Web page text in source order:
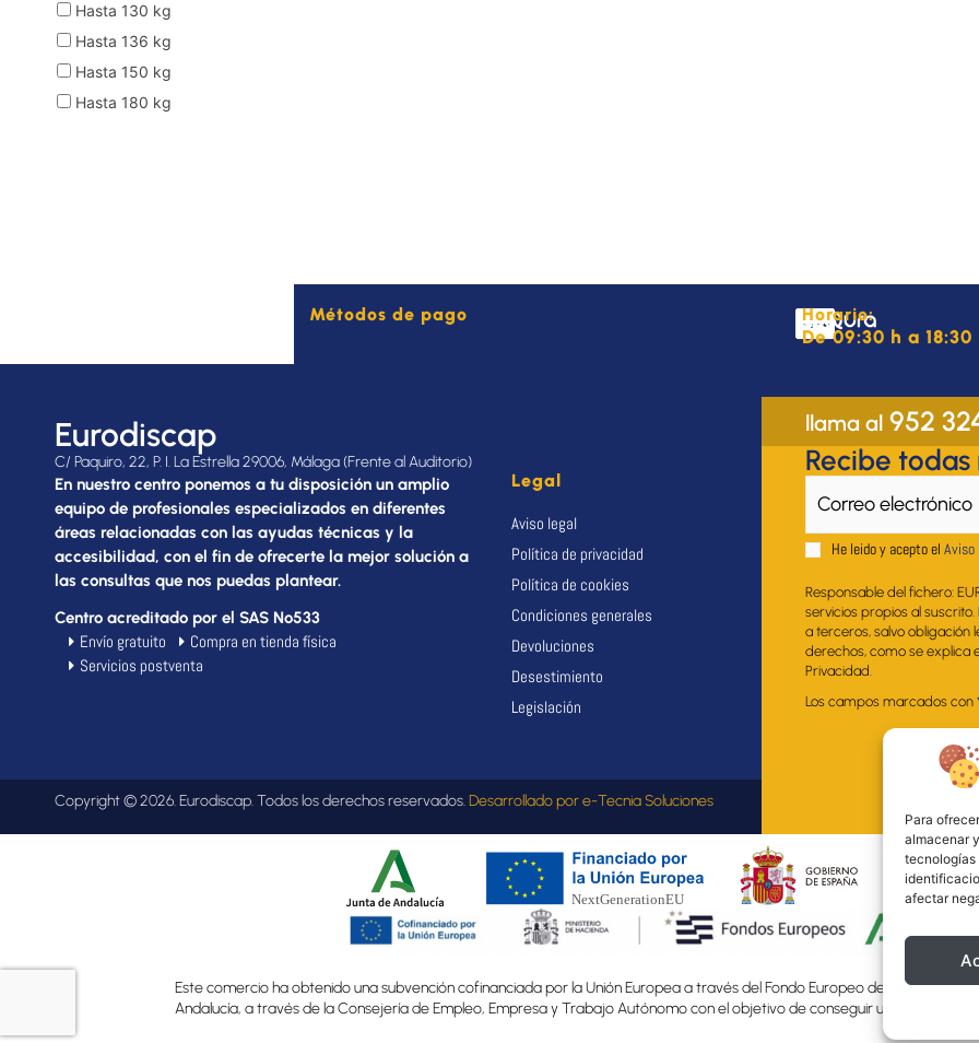
Para
almacenar
tecnologías
afectar
Hasta 130 kg
Hasta 136 kg
Hasta 150 kg
Hasta 180 kg
Métodos de pago Horario:
De 09:30 h a 18:30
Eurodiscap
C/ Paquiro, 22, P. I. La Estrella 29006, Málaga (Frente al Auditorio)
En nuestro centro ponemos a tu disposición un amplio
equipo de profesionales especializados en diferentes
áreas relacionadas con las ayudas técnicas y la
accesibilidad, con el fin de ofrecerte la mejor solución a
las consultas que nos puedas plantear.
Centro acreditado por el SAS Nº533
Envío gratuito
Compra en tienda física
Servicios postventa
Legal
Aviso legal
Política de privacidad
Política de cookies
Condiciones generales
Devoluciones
Desestimiento
Legislación
llama al952
Recibe
He leido y acepto el Aviso
Responsable del fichero:
servicios propios al
a terceros, salvo obligación
derechos, como se explica
Privacidad.
Los campos marcados con
Copyright © 2026. Eurodiscap. Todos los derechos reservados.Desarrollado pore-Tecnia Soluciones
Este comercio ha obtenido una subvención cofinanciada por la Unión Europea a través del Fondo Europeo de Desarrollo
Andalucía, a través de la Consejería de Empleo, Empresa y Trabajo Autónomo con el objetivo de conseguir un tejido